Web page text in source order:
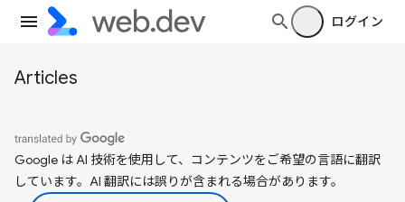
ログイン
Articles
Google は AI 技術を使用して、コンテンツをご希望の言語に翻訳
しています。AI 翻訳には誤りが含まれる場合があります。